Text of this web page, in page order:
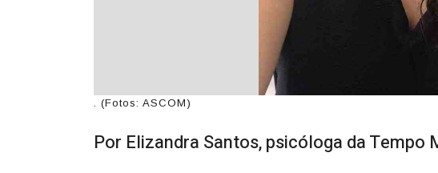
. (Fotos: ASCOM)
Por Elizandra Santos, psicóloga da Tempo